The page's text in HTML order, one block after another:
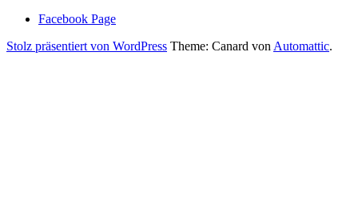
Facebook Page
Stolz präsentiert von WordPress Theme: Canard vonAutomattic.